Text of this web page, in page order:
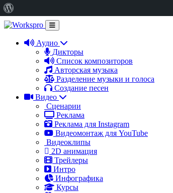
WordPress
Аудио
Дикторы
Список композиторов
Авторская музыка
Разделение музыки и голоса
Создание песен
Видео
Сценарии
Реклама
Реклама для Instagram
Видеомонтаж для YouTube
Видеоклипы
2D анимация
Трейлеры
Интро
Инфографика
Курсы